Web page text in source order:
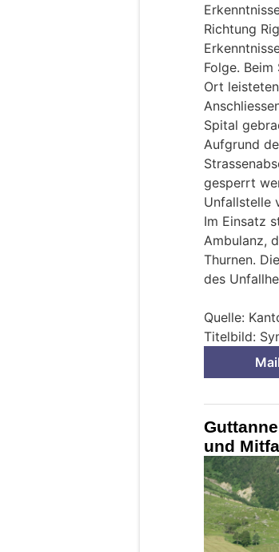
Richtung
Folge.
Ort
Spital
Aufgrund
gesperrt
Unfallstelle
Im Einsatz
Ambulanz,
Thurnen.
des
Quelle:
Titelbild:
Mail
und